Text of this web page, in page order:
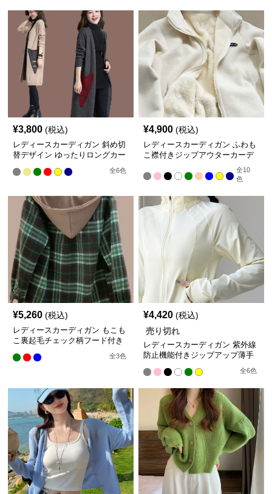
¥3,800 (税込)
レディースカーディガン 斜め切
替デザイン ゆったりロングカー
全6色
¥4,900 (税込)
レディースカーディガン ふわも
こ襟付きジップアウターカーデ
全10
色
¥5,260 (税込)
レディースカーディガン もこも
こ裏起毛チェック柄フード付き
全3色
¥4,420 (税込)
売り切れ
レディースカーディガン 紫外線
防止機能付きジップアップ薄手
全6色